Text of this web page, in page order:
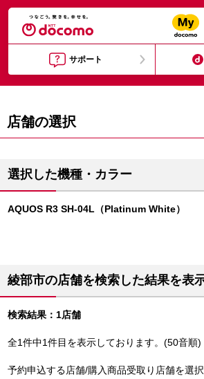
サポート
店舗の選択
選択した機種・カラー
AQUOS R3 SH-04L（Platinum White）
綾部市の店舗を検索した結果を表
検索結果：1店舗
全1件中1件目を表示しております。(50音順)
予約申込する店舗/購入商品受取り店舗を選択